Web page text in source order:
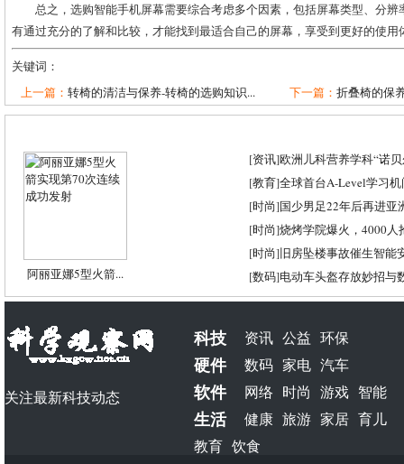
总之，选购智能手机屏幕需要综合考虑多个因素，包括屏幕类型、分
有通过充分的了解和比较，才能找到最适合自己的屏幕，享受到更好的使用
关键词：
上一篇： 转椅的清洁与保养-转椅的选购知识... 下一篇： 折叠椅的保
阿丽亚娜5型火箭...
[资讯]欧洲儿科营养学科“诺
[教育]全球首台A-Level学习
[时尚]国少男足22年后再进亚
[时尚]烧烤学院爆火，4000人
[时尚]旧房坠楼事故催生智能
[数码]电动车头盔存放妙招与
关注最新科技动态
科技 资讯 公益 环保
硬件 数码 家电 汽车
软件 网络 时尚 游戏 智能
生活 健康 旅游 家居 育儿
教育 饮食